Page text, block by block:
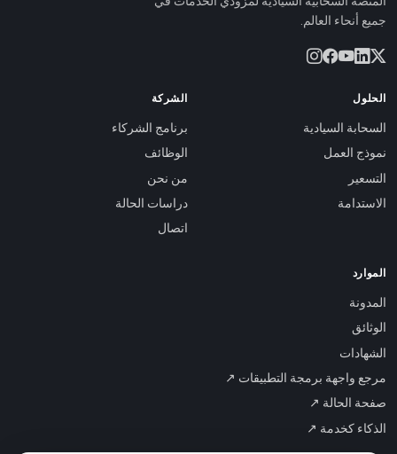
جميع أنحاء العالم.
الحلول
السحابة السيادية
نموذج العمل
التسعير
الاستدامة
الشركة
برنامج الشركاء
الوظائف
من نحن
دراسات الحالة
اتصال
الموارد
المدونة
الوثائق
الشهادات
مرجع واجهة برمجة التطبيقات ↗
صفحة الحالة ↗
الذكاء كخدمة ↗